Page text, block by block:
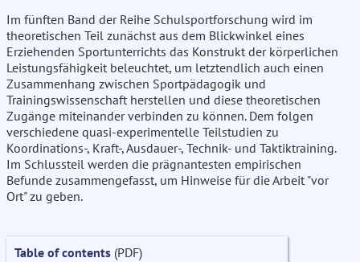
Im fünften Band der Reihe Schulsportforschung wird im
theoretischen Teil zunächst aus dem Blickwinkel eines
Erziehenden Sportunterrichts das Konstrukt der körperlichen
Leistungsfähigkeit beleuchtet, um letztendlich auch einen
Zusammenhang zwischen Sportpädagogik und
Trainingswissenschaft herstellen und diese theoretischen
Zugänge miteinander verbinden zu können. Dem folgen
verschiedene quasi-experimentelle Teilstudien zu
Koordinations-, Kraft-, Ausdauer-, Technik- und Taktiktraining.
Im Schlussteil werden die prägnantesten empirischen
Befunde zusammengefasst, um Hinweise für die Arbeit "vor
Ort" zu geben.
Table of contents (PDF)